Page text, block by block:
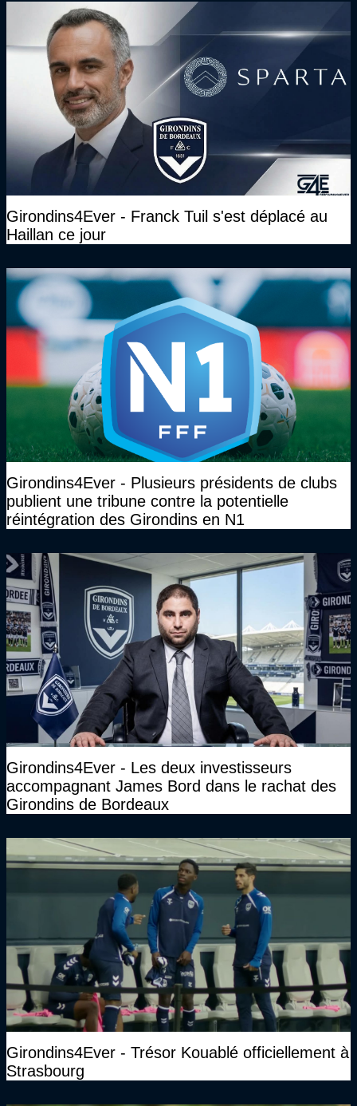
Girondins4Ever - Franck Tuil s'est déplacé au
Haillan ce jour
Girondins4Ever - Plusieurs présidents de clubs
publient une tribune contre la potentielle
réintégration des Girondins en N1
Girondins4Ever - Les deux investisseurs
accompagnant James Bord dans le rachat des
Girondins de Bordeaux
Girondins4Ever - Trésor Kouablé officiellement à
Strasbourg